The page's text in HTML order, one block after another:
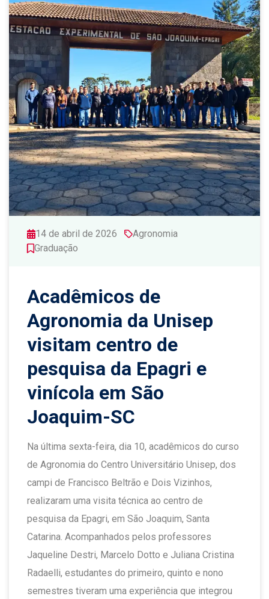
14 de abril de 2026
Agronomia
Graduação
Acadêmicos de
Agronomia da Unisep
visitam centro de
pesquisa da Epagri e
vinícola em São
Joaquim-SC
Na última sexta-feira, dia 10, acadêmicos do curso
de Agronomia do Centro Universitário Unisep, dos
campi de Francisco Beltrão e Dois Vizinhos,
realizaram uma visita técnica ao centro de
pesquisa da Epagri, em São Joaquim, Santa
Catarina. Acompanhados pelos professores
Jaqueline Destri, Marcelo Dotto e Juliana Cristina
Radaelli, estudantes do primeiro, quinto e nono
semestres tiveram uma experiência que integrou